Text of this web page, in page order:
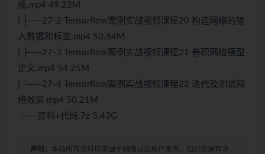
成.mp4 49.22M
| ├──27-2 Tensorflow案例实战视频课程20 构造网络的输
入数据和标签.mp4 50.64M
| ├──27-3 Tensorflow案例实战视频课程21 卷积网络模型
定义.mp4 54.25M
| └──27-4 Tensorflow案例实战视频课程22 迭代及测试网
络效果.mp4 50.21M
└──资料+代码.7z 5.43G
声明： 本站所有资料均来源于网络以及用户发布，如对资源有争